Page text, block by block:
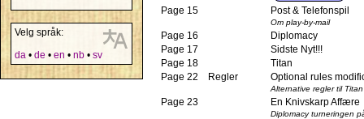
Velg språk:
da • de • en • nb • sv
Page 15 Post & Telefonspil
Om play-by-mail
Page 16
Diplomacy
Page 17
Sidste Nyt!!!
Page 18
Titan
Page 22
Regler Optional rules
Alternative regler til Titan
Page 23 En Knivskarp Affære
Diplomacy turneringen